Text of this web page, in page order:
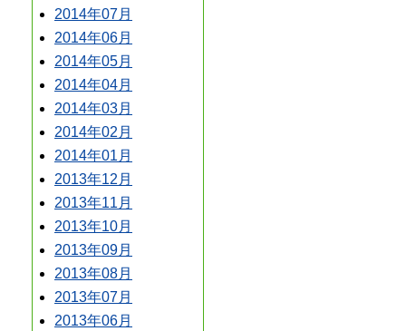
2014年07月
2014年06月
2014年05月
2014年04月
2014年03月
2014年02月
2014年01月
2013年12月
2013年11月
2013年10月
2013年09月
2013年08月
2013年07月
2013年06月